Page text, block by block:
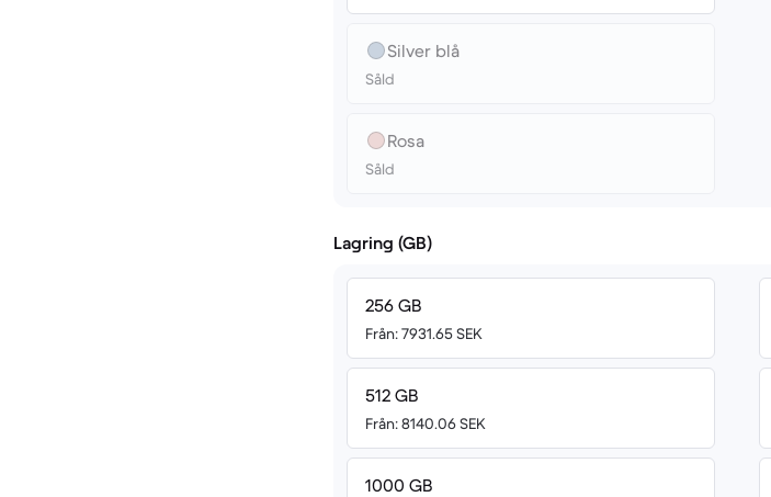
Silver blå
Såld
Rosa
Såld
Lagring (GB)
256 GB
Från: 7931.65 SEK
512 GB
Från: 8140.06 SEK
1000 GB